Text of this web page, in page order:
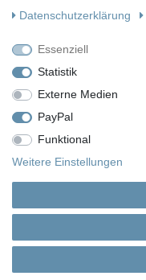
Daten­schutz­erklärung
Essenziell
Statistik
Externe Medien
PayPal
Funktional
Weitere Einstellungen